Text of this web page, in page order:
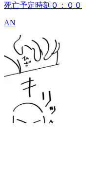
死亡予定時刻０：００
AN